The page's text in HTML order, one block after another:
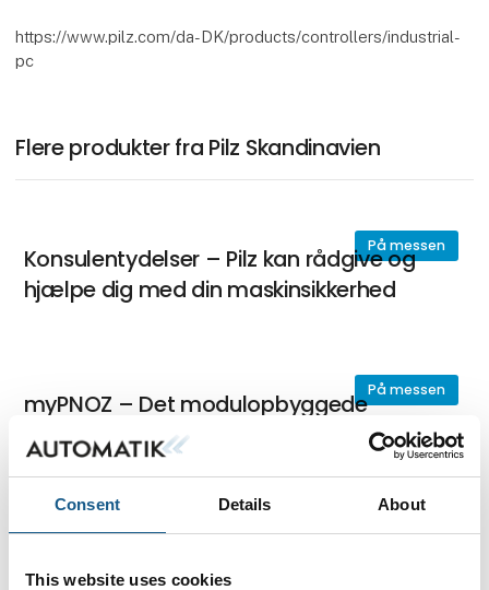
Consent Details About
This website uses cookies
https://www.pilz.com/da-DK/products/controllers/industrial-
pc
Flere produkter fra Pilz Skandinavien
På messen
Konsulentydelser – Pilz kan rådgive og
hjælpe dig med din maskinsikkerhed
På messen
myPNOZ – Det modulopbyggede
sikkerhedsrelæ
På messen